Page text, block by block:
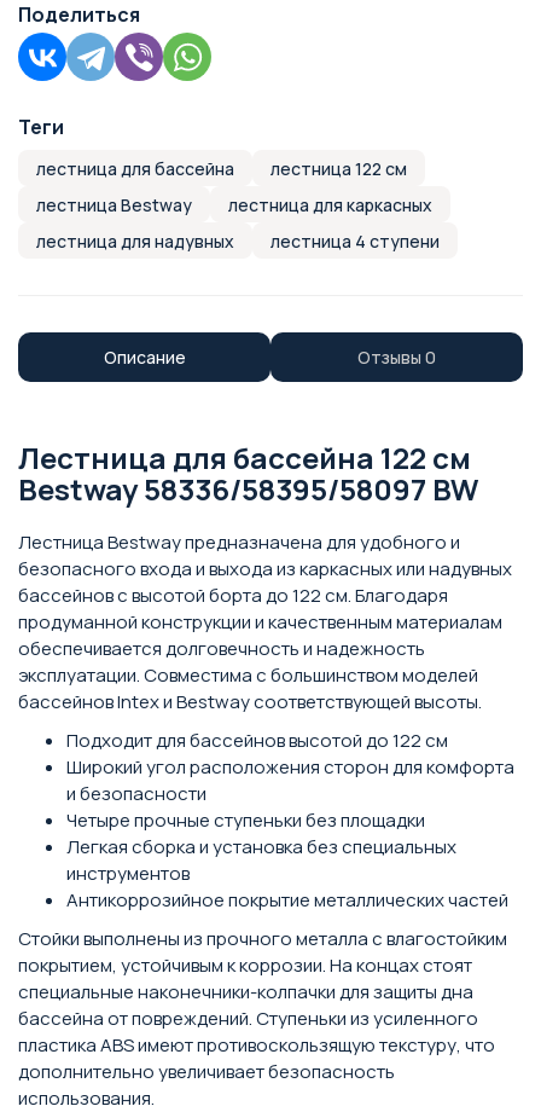
Поделиться
Теги
лестница для бассейна
лестница 122 см
лестница Bestway
лестница для каркасных
лестница для надувных
лестница 4 ступени
Описание Отзывы 0
Лестница для бассейна 122 см
Bestway 58336/58395/58097 BW
Лестница Bestway предназначена для удобного и
безопасного входа и выхода из каркасных или надувных
бассейнов с высотой борта до 122 см. Благодаря
продуманной конструкции и качественным материалам
обеспечивается долговечность и надежность
эксплуатации. Совместима с большинством моделей
бассейнов Intex и Bestway соответствующей высоты.
Подходит для бассейнов высотой до 122 см
Широкий угол расположения сторон для комфорта
и безопасности
Четыре прочные ступеньки без площадки
Легкая сборка и установка без специальных
инструментов
Антикоррозийное покрытие металлических частей
Стойки выполнены из прочного металла с влагостойким
покрытием, устойчивым к коррозии. На концах стоят
специальные наконечники-колпачки для защиты дна
бассейна от повреждений. Ступеньки из усиленного
пластика ABS имеют противоскользящую текстуру, что
дополнительно увеличивает безопасность
использования.